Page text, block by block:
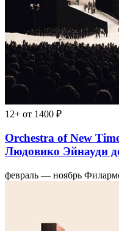
12+ от 1400 ₽
Orchestra of New
Людовико Эйнауди
февраль — ноябрь